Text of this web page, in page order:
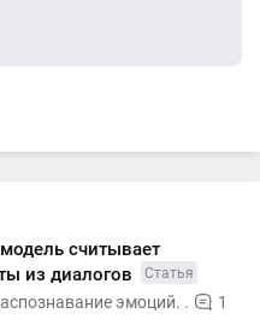
считывает
из диалогов
Статья
эмоций. . 1